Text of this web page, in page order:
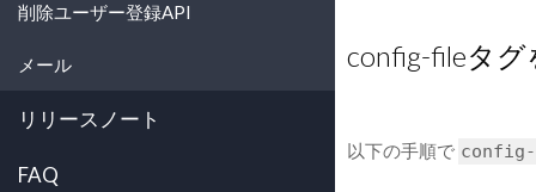
削除ユーザー登録API
メール
リリースノート
FAQ
config-fileタ
以下の手順で